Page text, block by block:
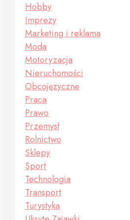
Hobby
Imprezy
Marketing i reklama
Moda
Motoryzacja
Nieruchomości
Obcojęzyczne
Praca
Prawo
Przemysł
Rolnictwo
Sklepy
Sport
Technologia
Transport
Turystyka